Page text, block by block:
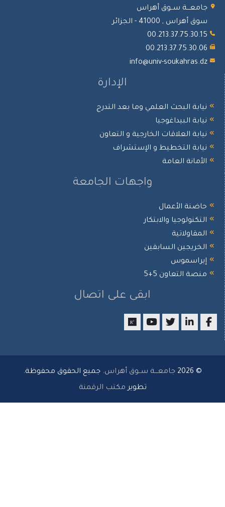
ســوق أهراس
أهراس , 41000 - الجزائر
info@univ-
الإدارة
البحث العلمي وما بعد التدرج
البيداغوجيا
العلاقات الخارجية و التعاون
التخطيط و الإستشراف
العامة
واجهات الجامعة
الأعمال
والابتكار
السابقين
التعاون 5+5
ابقى على اتصال
جامعـــة ســوق أهراس. جميع الحقوق محفوظة.
مكتب الرقمنة